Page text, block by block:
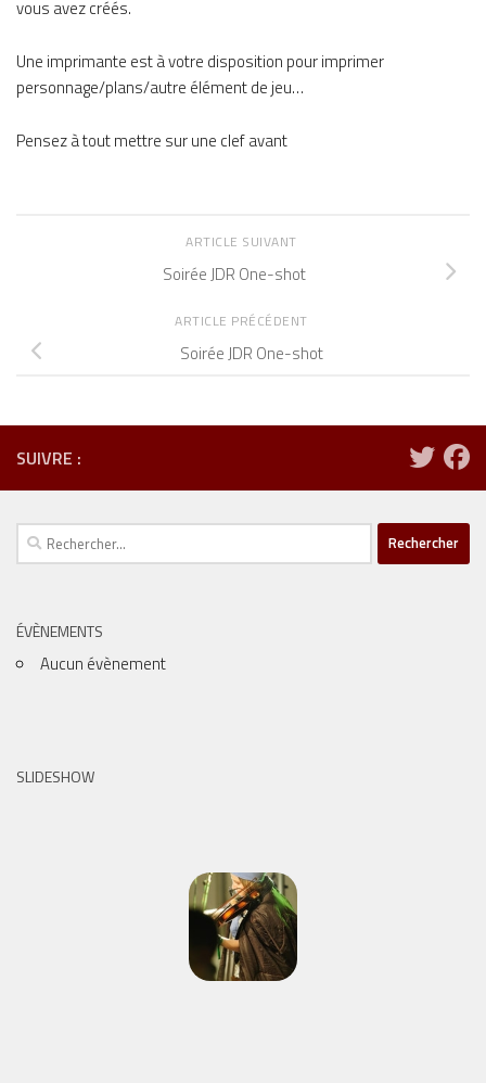
vous avez créés.
Une imprimante est à votre disposition pour imprimer
personnage/plans/autre élément de jeu…
Pensez à tout mettre sur une clef avant
ARTICLE SUIVANT
Soirée JDR One-shot
ARTICLE PRÉCÉDENT
Soirée JDR One-shot
SUIVRE :
Rechercher :
ÉVÈNEMENTS
Aucun évènement
SLIDESHOW